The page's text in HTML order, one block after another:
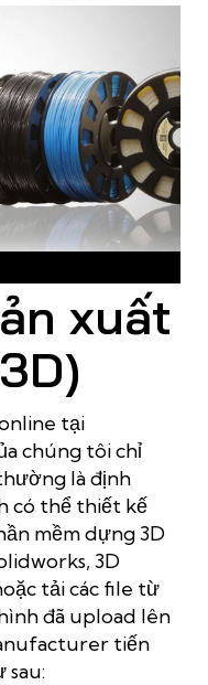
xuất
tại
chúng tôi chỉ
là định
có thể thiết kế
mềm dựng 3D
3D
tải các file từ
đã upload lên
tiến
sau: